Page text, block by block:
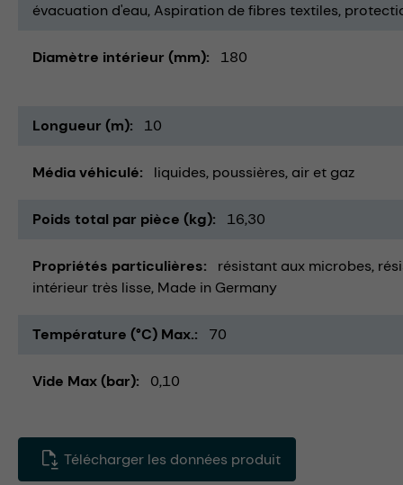
évacuation d'eau Aspiration de fibres textiles
Diamètre intérieur (mm) 180
Longueur (m) 10
Média véhiculé liquides poussières air et gaz
Poids total par pièce (kg) 16,30
Propriétés particulières résistant aux microbes
intérieur très lisse Made in Germany
Température (°C) Max. 70
Vide Max (bar) 0,10
Télécharger les données produit